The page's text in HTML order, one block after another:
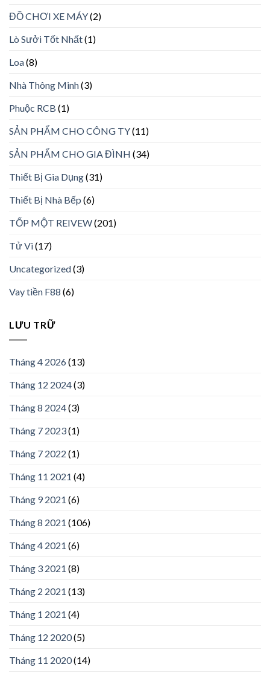
ĐỒ CHƠI XE MÁY(2)
Lò Sưởi Tốt Nhất(1)
Loa(8)
Nhà Thông Minh(3)
Phuộc RCB (1)
SẢN PHẨM CHO CÔNG TY(11)
SẢN PHẨM CHO GIA ĐÌNH (34)
Thiết Bị Gia Dụng(31)
Thiết Bị Nhà Bếp (6)
TỐP MỘT REIVEW(201)
Tử Vi(17)
Uncategorized(3)
Vay tiền F88 (6)
LƯU TRỮ
Tháng 4 2026(13)
Tháng 12 2024(3)
Tháng 8 2024(3)
Tháng 7 2023(1)
Tháng 7 2022 (1)
Tháng 11 2021 (4)
Tháng 9 2021 (6)
Tháng 8 2021 (106)
Tháng 4 2021 (6)
Tháng 3 2021 (8)
Tháng 2 2021 (13)
Tháng 1 2021 (4)
Tháng 12 2020(5)
Tháng 11 2020(14)